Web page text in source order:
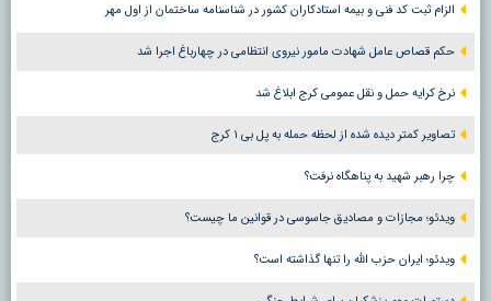
الزام ثبت کد فنی و بیمه استادکاران کشور در شناسنامه ساختمان از اول مهر
حکم قصاص عامل شهادت مامور نیروی انتظامی در چهارباغ اجرا شد
نرخ کرایه حمل و نقل عمومی کرج ابلاغ شد
تصاویر کمتر دیده شده از لحظه حمله به پل بی ۱ کرج
چرا رهبر شهید به پناهگاه نرفت؟
ویدئو؛ مجازات و مصادیق جاسوسی در قوانین ما چیست؟
ویدئو؛ ایران حزب الله را تنها گذاشته است؟